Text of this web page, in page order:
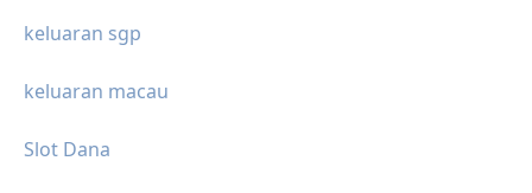
keluaran sgp
keluaran macau
Slot Dana